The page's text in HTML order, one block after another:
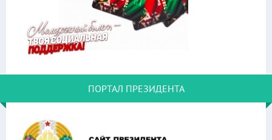
ПОРТАЛ ПРЕЗИДЕНТА